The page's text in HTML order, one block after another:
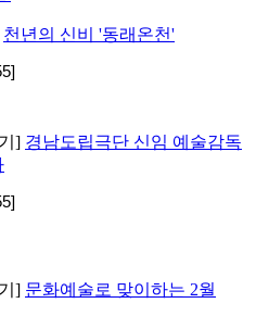
천년의 신비 '동래온천'
] 경남도립극단 신임 예술감독
] 문화예술로 맞이하는 2월